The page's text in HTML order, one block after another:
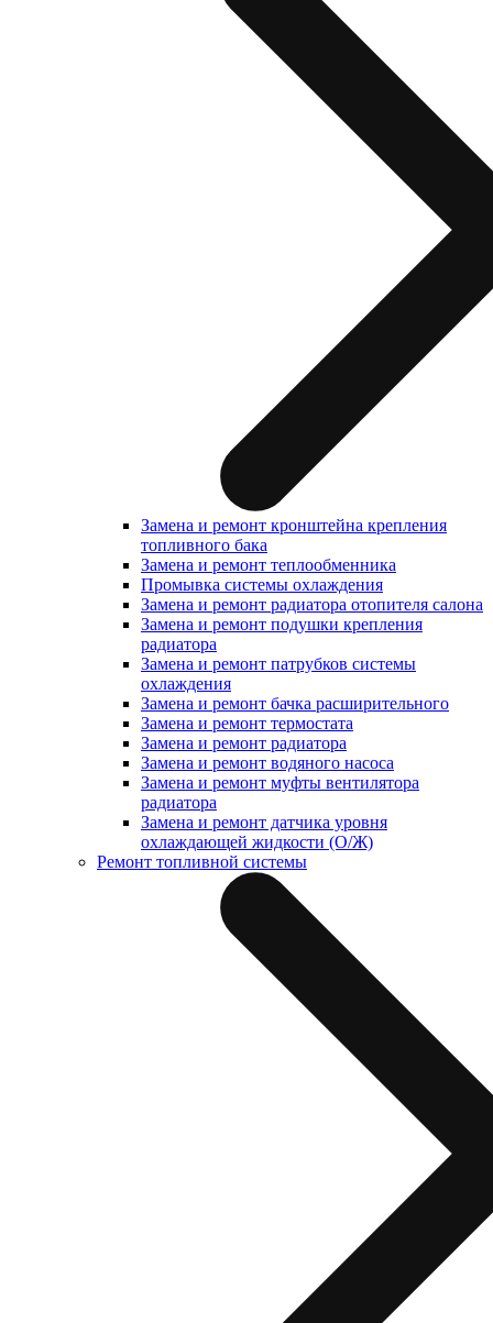
Замена и ремонт кронштейна крепления
топливного бака
Замена и ремонт теплообменника
Промывка системы охлаждения
Замена и ремонт радиатора отопителя салона
Замена и ремонт подушки крепления
радиатора
Замена и ремонт патрубков системы
охлаждения
Замена и ремонт бачка расширительного
Замена и ремонт термостата
Замена и ремонт радиатора
Замена и ремонт водяного насоса
Замена и ремонт муфты вентилятора
радиатора
Замена и ремонт датчика уровня
охлаждающей жидкости (О/Ж)
Ремонт топливной системы